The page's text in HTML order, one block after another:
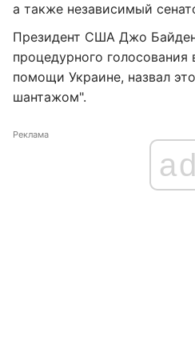
а также независимый
Президент США Джо
процедурного
помощи Украине, назвал
шантажом".
Реклама
ad